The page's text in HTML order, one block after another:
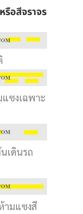
รือสีจราจร
ซงเฉพาะ
เดินรถ
ามแซงสี